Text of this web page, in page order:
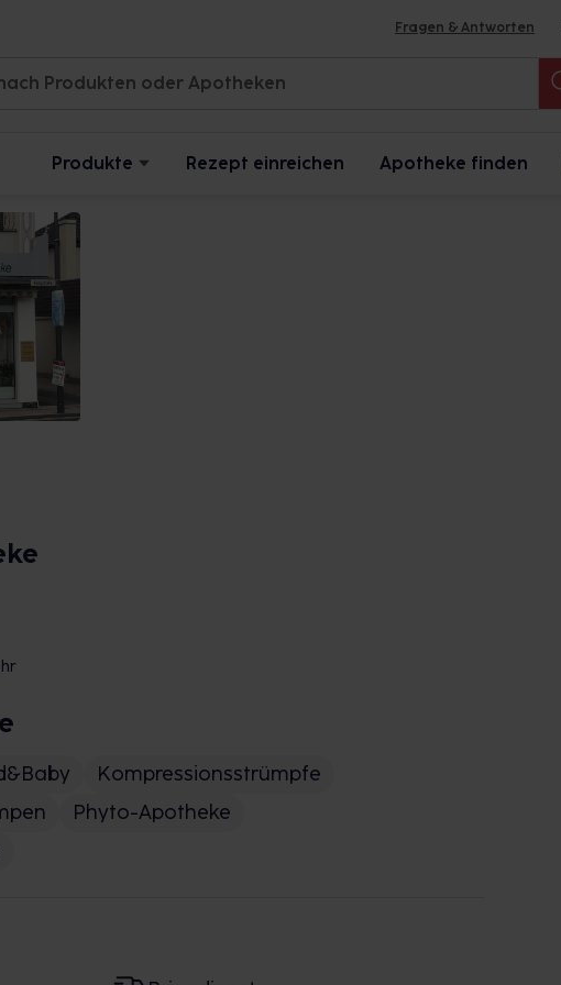
Fragen & Antworten
Produkte Rezept einreichen Apotheke finden
Kompressionsstrümpfe
Phyto-Apotheke